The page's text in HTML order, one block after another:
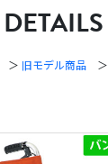
＞ 旧モデル商品 ＞